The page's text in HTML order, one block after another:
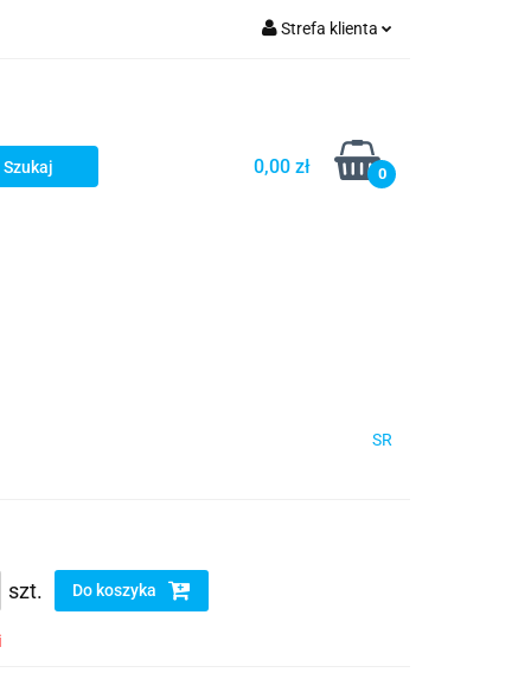
Strefa klienta
Dodaj zgłoszenie
0,00 zł 0
SR
szt. Do koszyka